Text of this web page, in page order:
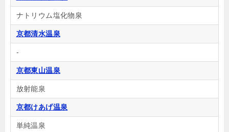
13,136円【全室禁煙/バスタブ付】ガーデンビ
ューツイン ★
ツイン（アネックス）
44,856円
ート
ナトリウム塩化物泉
京都清水温泉
-
京都東山温泉
放射能泉
京都けあげ温泉
単純温泉